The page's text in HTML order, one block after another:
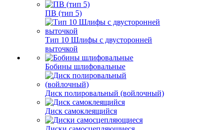
ПВ (тип 5)
Тип 10 Шлифы с двусторонней
выточкой
Бобины шлифовальные
Диск полировальный (войлочный)
Диск самоклеящийся